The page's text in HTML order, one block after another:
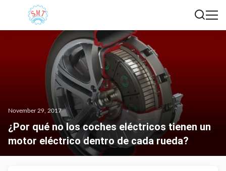
November 29, 2017
¿Por qué no los coches eléctricos tienen un
motor eléctrico dentro de cada rueda?